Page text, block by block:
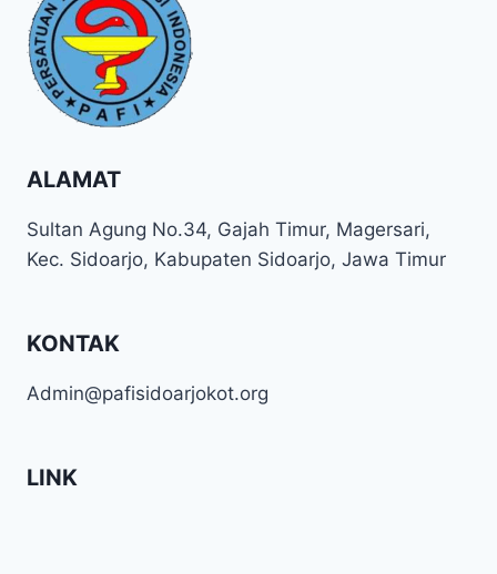
ALAMAT
Sultan Agung No.34, Gajah Timur, Magersari,
Kec. Sidoarjo, Kabupaten Sidoarjo, Jawa Timur
KONTAK
Admin@pafisidoarjokot.org
LINK